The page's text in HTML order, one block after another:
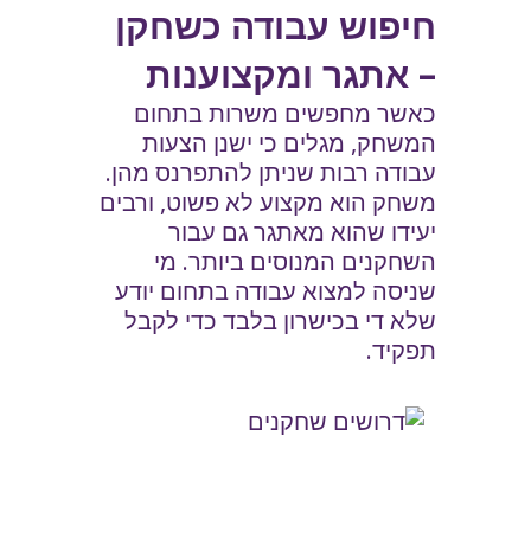
חיפוש עבודה כשחקן
– אתגר ומקצוענות
כאשר מחפשים משרות בתחום
המשחק, מגלים כי ישנן הצעות
עבודה רבות שניתן להתפרנס מהן.
משחק הוא מקצוע לא פשוט, ורבים
יעידו שהוא מאתגר גם עבור
השחקנים המנוסים ביותר. מי
שניסה למצוא עבודה בתחום יודע
שלא די בכישרון בלבד כדי לקבל
תפקיד.